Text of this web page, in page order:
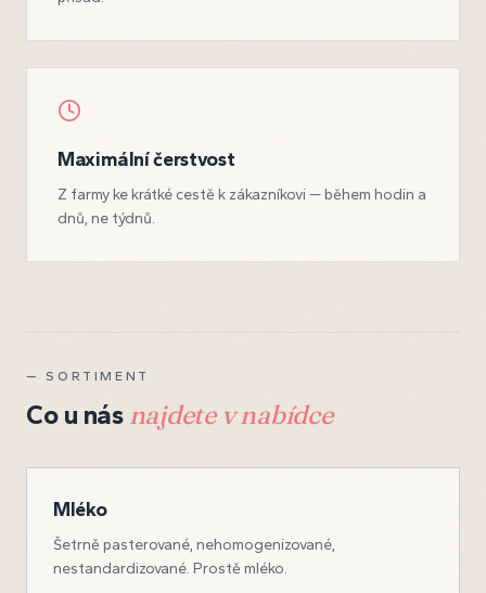
Maximální čerstvost
Z farmy ke krátké cestě k zákazníkovi — během hodin a
dnů, ne týdnů.
— SORTIMENT
Co u nás najdete v nabídce
Mléko
Šetrně pasterované, nehomogenizované,
nestandardizované. Prostě mléko.